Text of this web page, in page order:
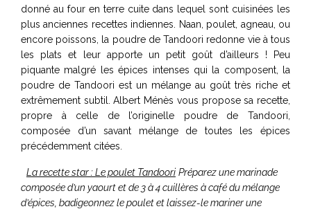
donné au four en terre cuite dans lequel sont cuisinées les
plus anciennes recettes indiennes. Naan, poulet, agneau, ou
encore poissons, la poudre de Tandoori redonne vie à tous
les plats et leur apporte un petit goût d’ailleurs ! Peu
piquante malgré les épices intenses qui la composent, la
poudre de Tandoori est un mélange au goût très riche et
extrêmement subtil. Albert Ménès vous propose sa recette,
propre à celle de l’originelle poudre de Tandoori,
composée d’un savant mélange de toutes les épices
précédemment citées.
La recette star : Le poulet Tandoori Préparez une marinade
composée d’un yaourt et de 3 à 4 cuillères à café du mélange
d’épices, badigeonnez le poulet et laissez-le mariner une